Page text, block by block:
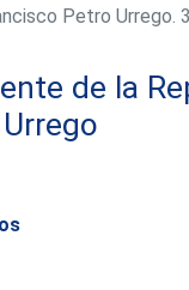
Petro Urrego.
de la